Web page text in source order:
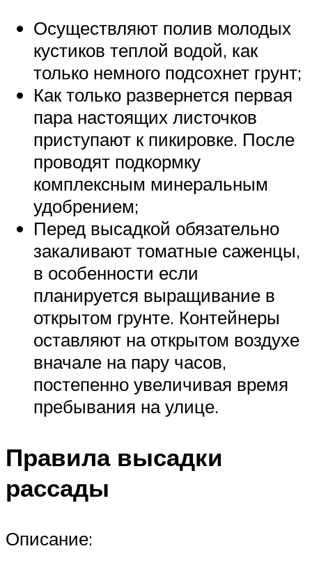
Осуществляют полив молодых
кустиков теплой водой, как
только немного подсохнет грунт;
Как только развернется первая
пара настоящих листочков
приступают к пикировке. После
проводят подкормку
комплексным минеральным
удобрением;
Перед высадкой обязательно
закаливают томатные саженцы,
в особенности если
планируется выращивание в
открытом грунте. Контейнеры
оставляют на открытом воздухе
вначале на пару часов,
постепенно увеличивая время
пребывания на улице.
Правила высадки
рассады
Описание: